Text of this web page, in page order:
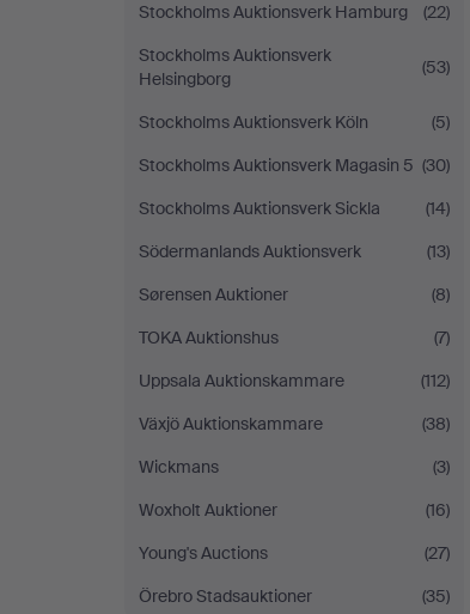
Stockholms Auktionsverk Hamburg
(22)
Stockholms Auktionsverk
Helsingborg
(53)
Stockholms Auktionsverk Köln
(5)
Stockholms Auktionsverk Magasin 5 (30)
Stockholms Auktionsverk Sickla
(14)
Södermanlands Auktionsverk
(13)
Sørensen Auktioner
(8)
TOKA Auktionshus
(7)
Uppsala Auktionskammare
(112)
Växjö Auktionskammare
(38)
Wickmans
(3)
Woxholt Auktioner
(16)
Young's Auctions
(27)
Örebro Stadsauktioner
(35)